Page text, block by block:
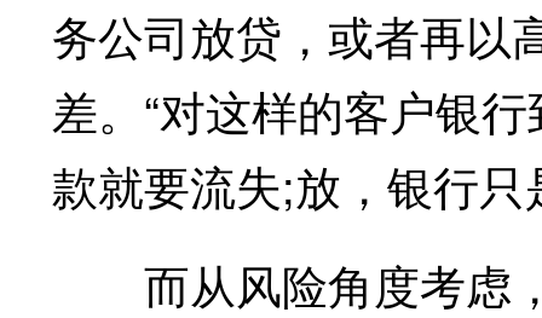
务公司放贷，或者再以
差。“对这样的客户银
款就要流失;放，银行
而从风险角度考虑